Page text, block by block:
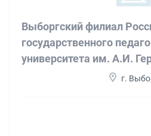
Выборгский филиал
государственного
университета им. А.И.
г.